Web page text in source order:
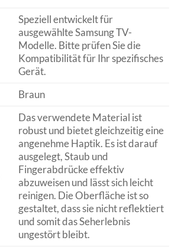
Speziell entwickelt für
ausgewählte Samsung TV-
Modelle. Bitte prüfen Sie die
Kompatibilität für Ihr spezifisches
Gerät.
Braun
Das verwendete Material ist
robust und bietet gleichzeitig eine
angenehme Haptik. Es ist darauf
ausgelegt, Staub und
Fingerabdrücke effektiv
abzuweisen und lässt sich leicht
reinigen. Die Oberfläche ist so
gestaltet, dass sie nicht reflektiert
und somit das Seherlebnis
ungestört bleibt.